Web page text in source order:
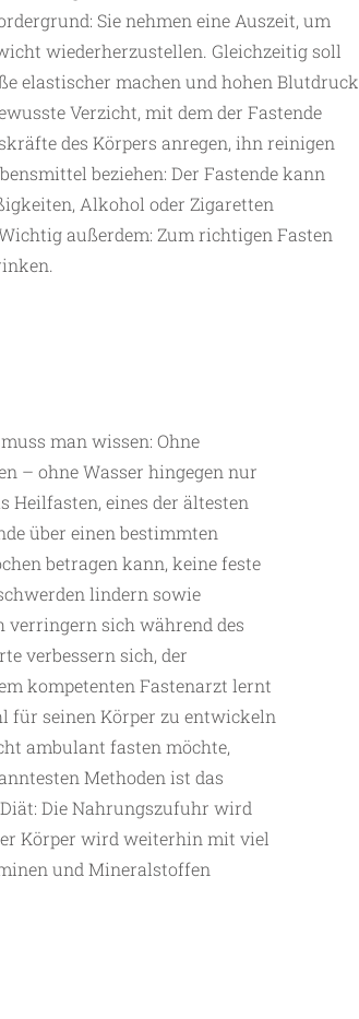
Sie nehmen eine Auszeit, um
wiederherzustellen. Gleichzeitig soll
elastischer machen und hohen Blutdruck
Verzicht, mit dem der Fastende
des Körpers anregen, ihn reinigen
beziehen: Der Fastende kann
Alkohol oder Zigaretten
außerdem: Zum richtigen Fasten
man wissen: Ohne
– ohne Wasser hingegen nur
Heilfasten, eines der ältesten
über einen bestimmten
betragen kann, keine feste
lindern sowie
sich während des
verbessern sich, der
kompetenten Fastenarzt lernt
für seinen Körper zu entwickeln
ambulant fasten möchte,
Methoden ist das
Die Nahrungszufuhr wird
Körper wird weiterhin mit viel
und Mineralstoffen